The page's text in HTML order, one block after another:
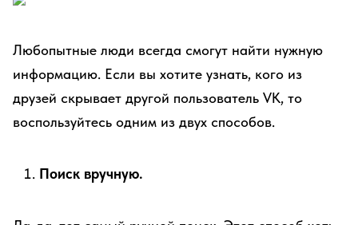
Любопытные люди всегда смогут найти нужную
информацию. Если вы хотите узнать, кого из
друзей скрывает другой пользователь VK, то
воспользуйтесь одним из двух способов.
Поиск вручную.